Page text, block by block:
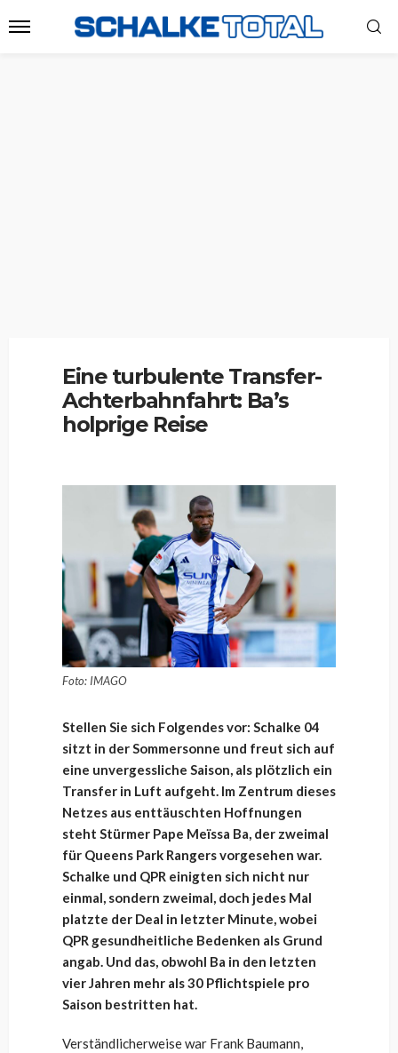
Eine turbulente Transfer-
Achterbahnfahrt: Ba’s
holprige Reise
Foto: IMAGO
Stellen Sie sich Folgendes vor: Schalke 04
sitzt in der Sommersonne und freut sich auf
eine unvergessliche Saison, als plötzlich ein
Transfer in Luft aufgeht. Im Zentrum dieses
Netzes aus enttäuschten Hoffnungen
steht Stürmer Pape Meïssa Ba, der zweimal
für Queens Park Rangers vorgesehen war.
Schalke und QPR einigten sich nicht nur
einmal, sondern zweimal, doch jedes Mal
platzte der Deal in letzter Minute, wobei
QPR gesundheitliche Bedenken als Grund
angab. Und das, obwohl Ba in den letzten
vier Jahren mehr als 30 Pflichtspiele pro
Saison bestritten hat.
Verständlicherweise war Frank Baumann,